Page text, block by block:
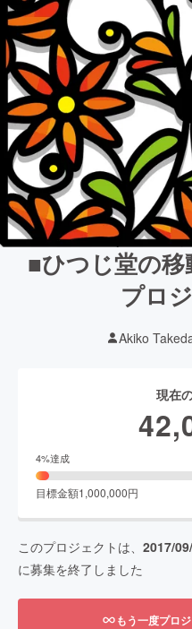
■ひつじ堂の移
プロ
Akiko
現在
4%達成
目標金額1,000,000円
このプロジェクトは、 2017/
に募集を終了しました
もう一度プロ